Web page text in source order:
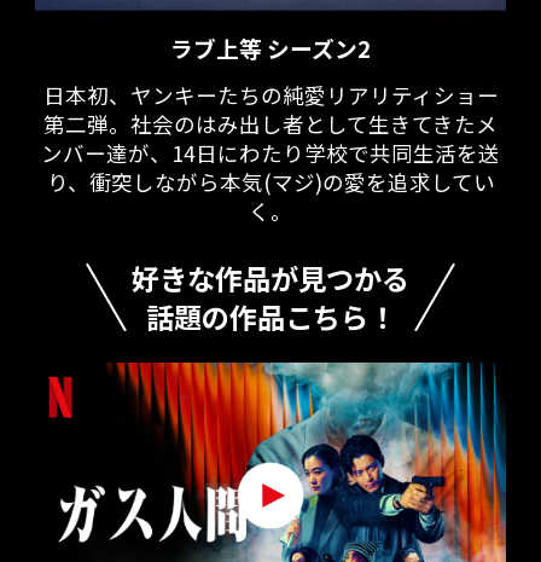
ラブ上等 シーズン2
日本初、ヤンキーたちの純愛リアリティショー
第二弾。社会のはみ出し者として生きてきたメ
ンバー達が、14日にわたり学校で共同生活を送
り、衝突しながら本気(マジ)の愛を追求してい
く。
好きな作品が見つかる
話題の作品こちら！